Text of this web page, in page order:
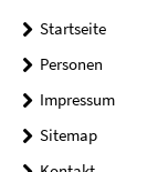
Startseite
Personen
Impressum
Sitemap